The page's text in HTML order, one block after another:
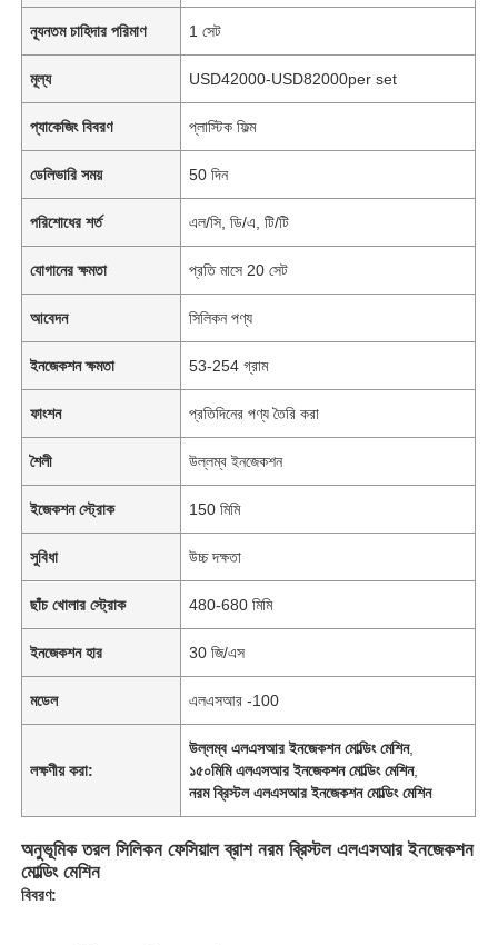
ন্যূনতম চাহিদার পরিমাণ 1 সেট
মূল্য USD42000-USD82000per set
প্যাকেজিং বিবরণ প্লাস্টিক ফিল্ম
ডেলিভারি সময় 50 দিন
পরিশোধের শর্ত এল/সি, ডি/এ, টি/টি
যোগানের ক্ষমতা প্রতি মাসে 20 সেট
আবেদন সিলিকন পণ্য
ইনজেকশন ক্ষমতা 53-254 গ্রাম
ফাংশন প্রতিদিনের পণ্য তৈরি করা
শৈলী উল্লম্ব ইনজেকশন
ইজেকশন স্ট্রোক 150 মিমি
সুবিধা উচ্চ দক্ষতা
ছাঁচ খোলার স্ট্রোক 480-680 মিমি
ইনজেকশন হার 30 জি/এস
মডেল এলএসআর -100
লক্ষণীয় করা:
উল্লম্ব এলএসআর ইনজেকশন মোল্ডিং মেশিন,
১৫০মিমি এলএসআর ইনজেকশন মোল্ডিং মেশিন,
নরম ব্রিস্টল এলএসআর ইনজেকশন মোল্ডিং মেশিন
অনুভূমিক তরল সিলিকন ফেসিয়াল ব্রাশ নরম ব্রিস্টল এলএসআর ইনজেকশন
মোল্ডিং মেশিন
বিবরণ: